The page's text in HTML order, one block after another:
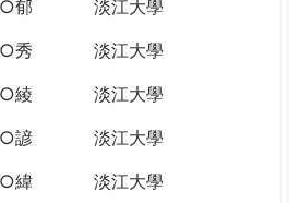
郁
淡江大學
秀
淡江大學
綾
淡江大學
諺
淡江大學
緯
淡江大學